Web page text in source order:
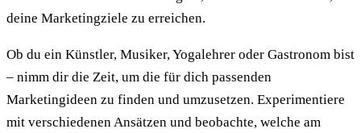
deine Marketingziele zu erreichen.
Ob du ein Künstler, Musiker, Yogalehrer oder Gastronom bist
– nimm dir die Zeit, um die für dich passenden
Marketingideen zu finden und umzusetzen. Experimentiere
mit verschiedenen Ansätzen und beobachte, welche am